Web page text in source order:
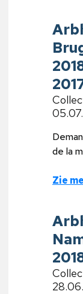
de la
Zie